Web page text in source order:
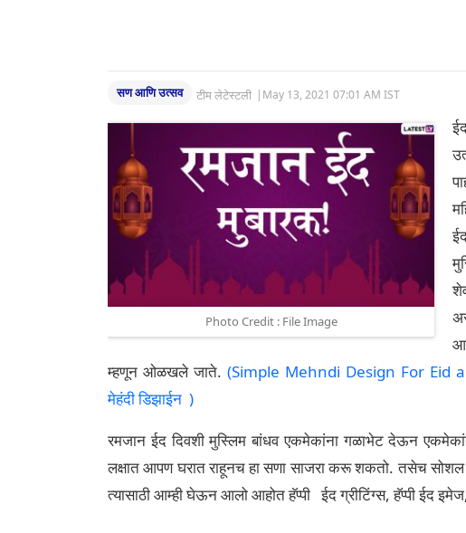
सण आणि उत्सव टीम लेटेस्टली | May 13, 2021 07:01 AM IST
Photo Credit : File Image
म्हणून ओळखले जाते. (Simple Mehndi Design For Eid al-
मेहंदी डिझाईन )
रमजान ईद दिवशी मुस्लिम बांधव एकमेकांना गळाभेट देऊन
लक्षात आपण घरात राहूनच हा सणा साजरा करू शकतो. तसेच
त्यासाठी आम्ही घेऊन आलो आहोत हॅप्पी ईद ग्रीटिंग्स, हॅप्पी ईद इमेज,